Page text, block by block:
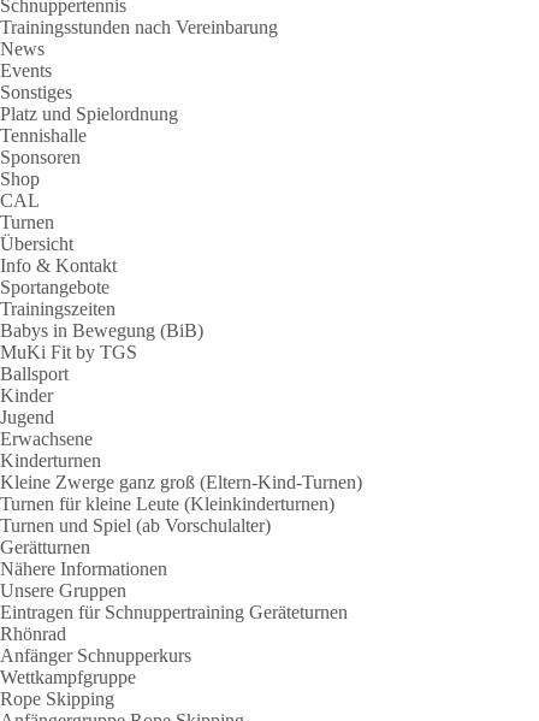
Schnuppertennis
Trainingsstunden nach Vereinbarung
News
Events
Sonstiges
Platz und Spielordnung
Tennishalle
Sponsoren
Shop
CAL
Turnen
Übersicht
Info & Kontakt
Sportangebote
Trainingszeiten
Babys in Bewegung (BiB)
MuKi Fit by TGS
Ballsport
Kinder
Jugend
Erwachsene
Kinderturnen
Kleine Zwerge ganz groß (Eltern-Kind-Turnen)
Turnen für kleine Leute (Kleinkinderturnen)
Turnen und Spiel (ab Vorschulalter)
Gerätturnen
Nähere Informationen
Unsere Gruppen
Eintragen für Schnuppertraining Geräteturnen
Rhönrad
Anfänger Schnupperkurs
Wettkampfgruppe
Rope Skipping